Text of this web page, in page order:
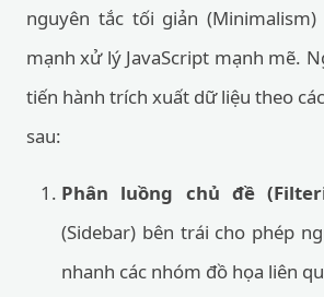
nguyên tắc tối giản
mạnh xử lý JavaScript mạnh mẽ.
tiến hành trích xuất dữ liệu theo
sau:
Phân luồng chủ đề
(Sidebar) bên trái cho phép
nhanh các nhóm đồ họa liên